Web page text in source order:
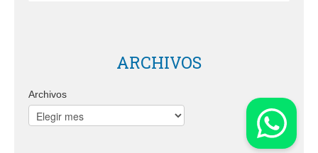
ARCHIVOS
Archivos